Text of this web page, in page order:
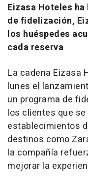
Eizasa Hoteles
de fidelización,
los huéspedes
cada reserva
La cadena Eizasa
lunes el
un programa de
los clientes que
establecimientos
destinos como
la compañía
mejorar la